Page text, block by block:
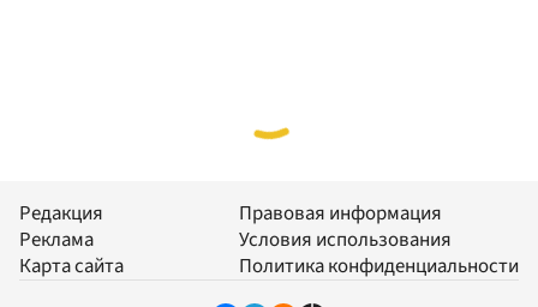
Редакция
Реклама
Карта сайта
Правовая информация
Условия использования
Политика конфиденциальности